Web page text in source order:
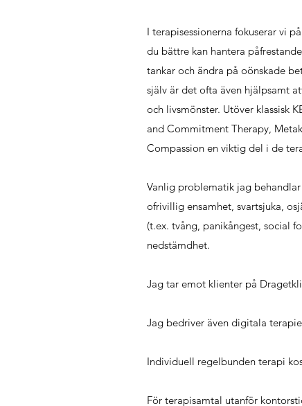
I terapisessionerna fokuserar vi
du bättre kan hantera
tankar och ändra på oönskade
själv är det ofta även hjälpsamt
och livsmönster. Utöver klassisk
and Commitment Therapy,
Compassion en viktig del i de
Vanlig problematik jag
ofrivillig ensamhet, svartsjuka,
(t.ex. tvång, panikångest, social
nedstämdhet.
Jag tar emot klienter på
Jag bedriver även digitala
Individuell regelbunden terapi
För terapisamtal utanför